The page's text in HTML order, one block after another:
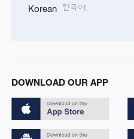
Korean 한국어
DOWNLOAD OUR APP